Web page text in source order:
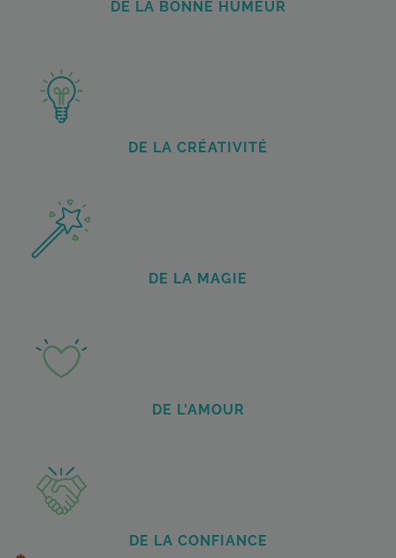
DE LA BONNE HUMEUR
DE LA CRÉATIVITÉ
DE LA MAGIE
DE L'AMOUR
DE LA CONFIANCE